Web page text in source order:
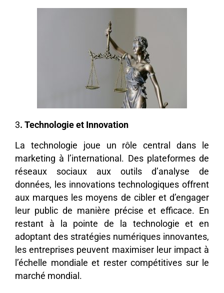
3. Technologie et Innovation
La technologie joue un rôle central dans le
marketing à l’international. Des plateformes de
réseaux sociaux aux outils d’analyse de
données, les innovations technologiques offrent
aux marques les moyens de cibler et d’engager
leur public de manière précise et efficace. En
restant à la pointe de la technologie et en
adoptant des stratégies numériques innovantes,
les entreprises peuvent maximiser leur impact à
l’échelle mondiale et rester compétitives sur le
marché mondial.